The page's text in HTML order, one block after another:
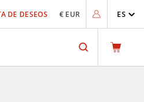
DE DESEOS € EUR ES
Search